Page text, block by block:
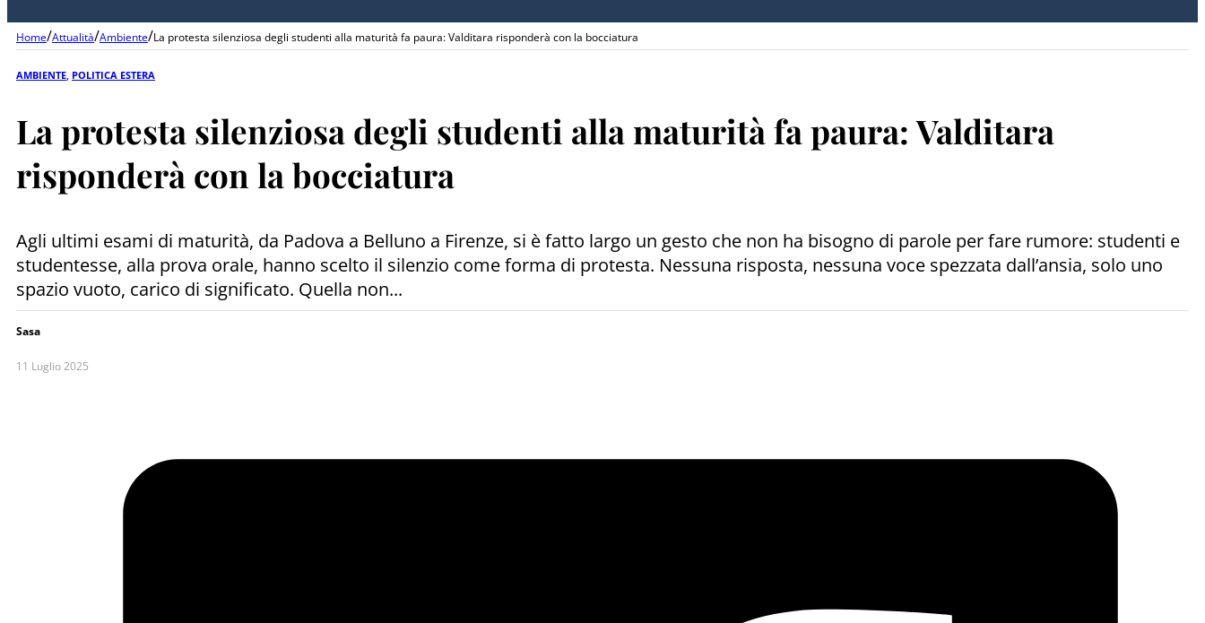
Home/Attualità/Ambiente/La protesta silenziosa degli studenti alla maturità fa paura: Valditara risponderà con la bocciatura
AMBIENTE POLITICA ESTERA
La protesta silenziosa degli studenti alla maturità fa paura: Valditara
risponderà con la bocciatura
Agli ultimi esami di maturità, da Padova a Belluno a Firenze, si è fatto largo un gesto che non ha bisogno di parole per fare rumore: studenti e
studentesse, alla prova orale, hanno scelto il silenzio come forma di protesta. Nessuna risposta, nessuna voce spezzata dall’ansia, solo uno
spazio vuoto, carico di significato. Quella non...
Sasa
11 Luglio 2025